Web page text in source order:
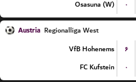
Osasuna (W)
۰
Austria Regionalliga West
VfB Hohenems
۶
FC Kufstein
۰